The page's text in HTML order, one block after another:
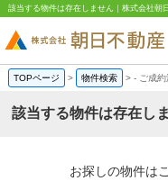
該当する物件は存在しません｜株式会社朝
TOPページ > 物件検索 >- ご成
該当する物件は存在し
お探しの物件は